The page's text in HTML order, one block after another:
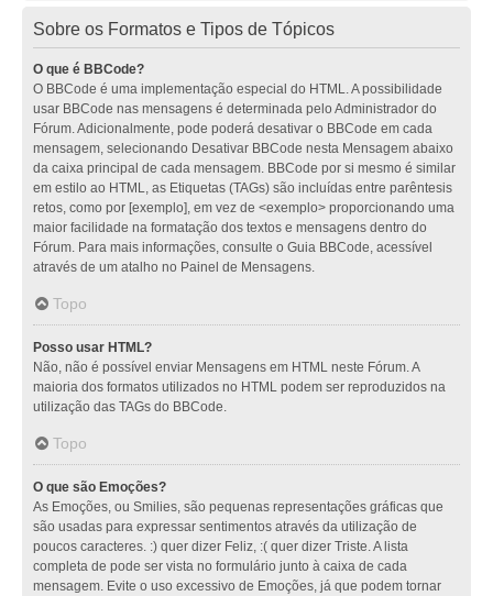
Sobre os Formatos e Tipos de Tópicos
O que é BBCode?
O BBCode é uma implementação especial do HTML. A possibilidade
usar BBCode nas mensagens é determinada pelo Administrador do
Fórum. Adicionalmente, pode poderá desativar o BBCode em cada
mensagem, selecionando Desativar BBCode nesta Mensagem abaixo
da caixa principal de cada mensagem. BBCode por si mesmo é similar
em estilo ao HTML, as Etiquetas (TAGs) são incluídas entre parêntesis
retos, como por [exemplo], em vez de <exemplo> proporcionando uma
maior facilidade na formatação dos textos e mensagens dentro do
Fórum. Para mais informações, consulte o Guia BBCode, acessível
através de um atalho no Painel de Mensagens.
Topo
Posso usar HTML?
Não, não é possível enviar Mensagens em HTML neste Fórum. A
maioria dos formatos utilizados no HTML podem ser reproduzidos na
utilização das TAGs do BBCode.
Topo
O que são Emoções?
As Emoções, ou Smilies, são pequenas representações gráficas que
são usadas para expressar sentimentos através da utilização de
poucos caracteres. :) quer dizer Feliz, :( quer dizer Triste. A lista
completa de pode ser vista no formulário junto à caixa de cada
mensagem. Evite o uso excessivo de Emoções, já que podem tornar